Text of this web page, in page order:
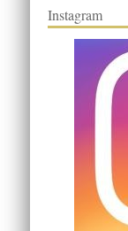
Instagram